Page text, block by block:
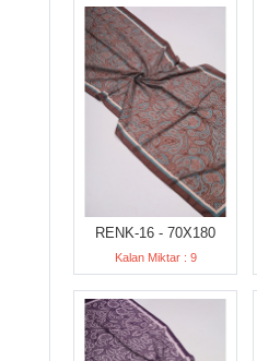
RENK-16 - 70X180
Kalan Miktar : 9